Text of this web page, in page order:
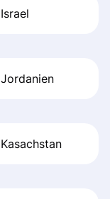
Israel
Jordanien
Kasachstan